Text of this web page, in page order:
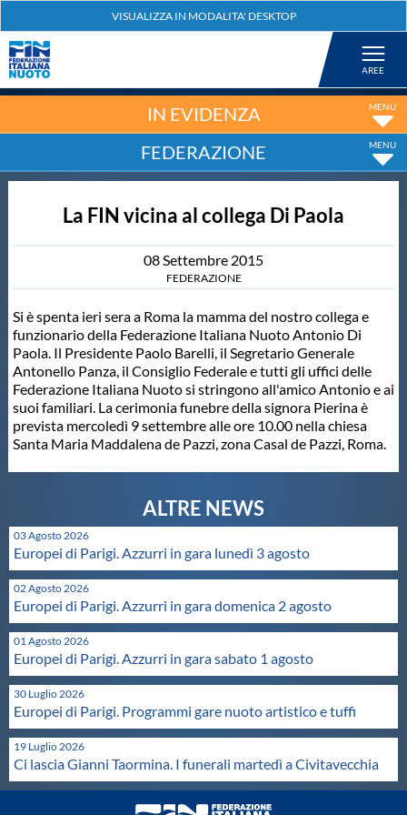
Nuoto
Tuffi
Fondo
Salvamento
Master
GUG
Scuole Nuoto
Propaganda
Centri Federali
Area Legislativa
IN EVIDENZA
FEDERAZIONE
La FIN vicina al collega Di Paola
08Settembre 2015
FEDERAZIONE
Si è spenta ieri sera a Roma la mamma del nostro collega e
funzionario della Federazione Italiana Nuoto Antonio Di
Paola. Il Presidente Paolo Barelli, il Segretario Generale
Antonello Panza, il Consiglio Federale e tutti gli uffici delle
Federazione Italiana Nuoto si stringono all'amico Antonio e ai
suoi familiari. La cerimonia funebre della signora Pierina è
prevista mercoledì 9 settembre alle ore 10.00 nella chiesa
Santa Maria Maddalena de Pazzi, zona Casal de Pazzi, Roma.
03 Agosto 2026
Europei di Parigi. Azzurri in gara lunedì 3 agosto
02 Agosto 2026
Europei di Parigi. Azzurri in gara domenica 2 agosto
01 Agosto 2026
Europei di Parigi. Azzurri in gara sabato 1 agosto
30 Luglio 2026
Europei di Parigi. Programmi gare nuoto artistico e tuffi
19 Luglio 2026
Ci lascia Gianni Taormina. I funerali martedì a Civitavecchia